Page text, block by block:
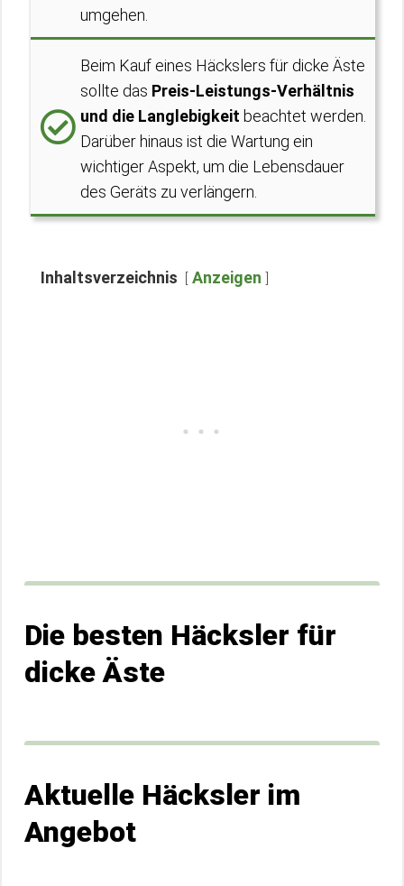
umgehen.
Beim Kauf eines Häckslers für dicke Äste
sollte das Preis-Leistungs-Verhältnis
und die Langlebigkeit beachtet werden.
Darüber hinaus ist die Wartung ein
wichtiger Aspekt, um die Lebensdauer
des Geräts zu verlängern.
Inhaltsverzeichnis Anzeigen
Die besten Häcksler für
dicke Äste
Aktuelle Häcksler im
Angebot